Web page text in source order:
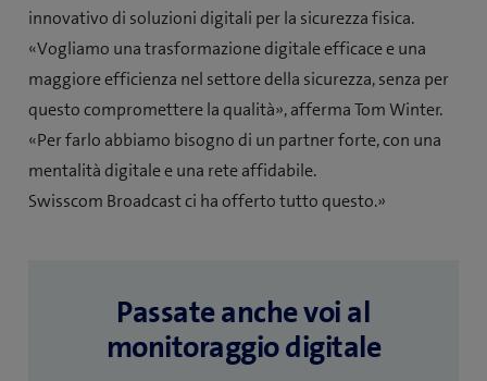
innovativo di soluzioni digitali per la sicurezza fisica.
«Vogliamo una trasformazione digitale efficace e una
maggiore efficienza nel settore della sicurezza, senza per
questo compromettere la qualità», afferma Tom Winter.
«Per farlo abbiamo bisogno di un partner forte, con una
mentalità digitale e una rete affidabile.
Swisscom Broadcast ci ha offerto tutto questo.»
Passate anche voi al
monitoraggio digitale